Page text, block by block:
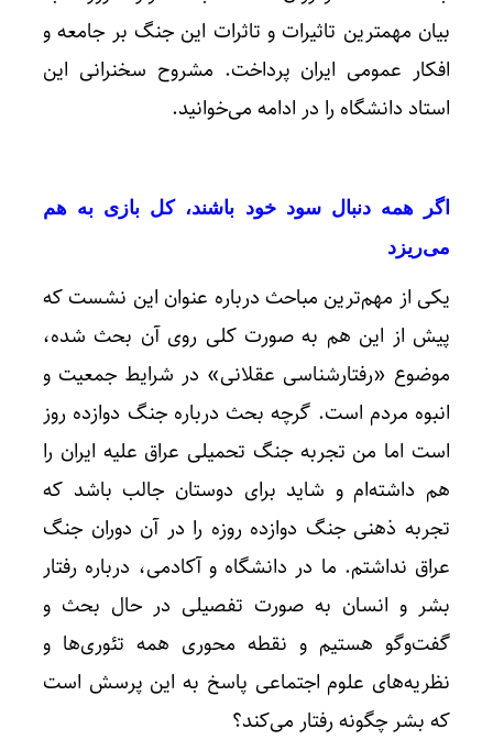
بیان مهمترین تاثیرات و تاثرات این جنگ بر جامعه و
افکار عمومی ایران پرداخت. مشروح سخنرانی این
استاد دانشگاه را در ادامه می‌خوانید.
اگر همه دنبال سود خود باشند، کل بازی به هم
می‌ریزد
یکی از مهم‌ترین مباحث درباره عنوان این نشست که
پیش از این هم به صورت کلی روی آن بحث شده،
موضوع «رفتارشناسی عقلانی» در شرایط جمعیت و
انبوه مردم است. گرچه بحث درباره جنگ دوازده روز
است اما من تجربه جنگ تحمیلی عراق علیه ایران را
هم داشته‌ام و شاید برای دوستان جالب باشد که
تجربه ذهنی جنگ دوازده روزه را در آن دوران جنگ
عراق نداشتم. ما در دانشگاه و آکادمی، درباره رفتار
بشر و انسان به صورت تفصیلی در حال بحث و
گفت‌وگو هستیم و نقطه محوری همه تئوری‌ها و
نظریه‌های علوم اجتماعی پاسخ به این پرسش است
که بشر چگونه رفتار می‌کند؟